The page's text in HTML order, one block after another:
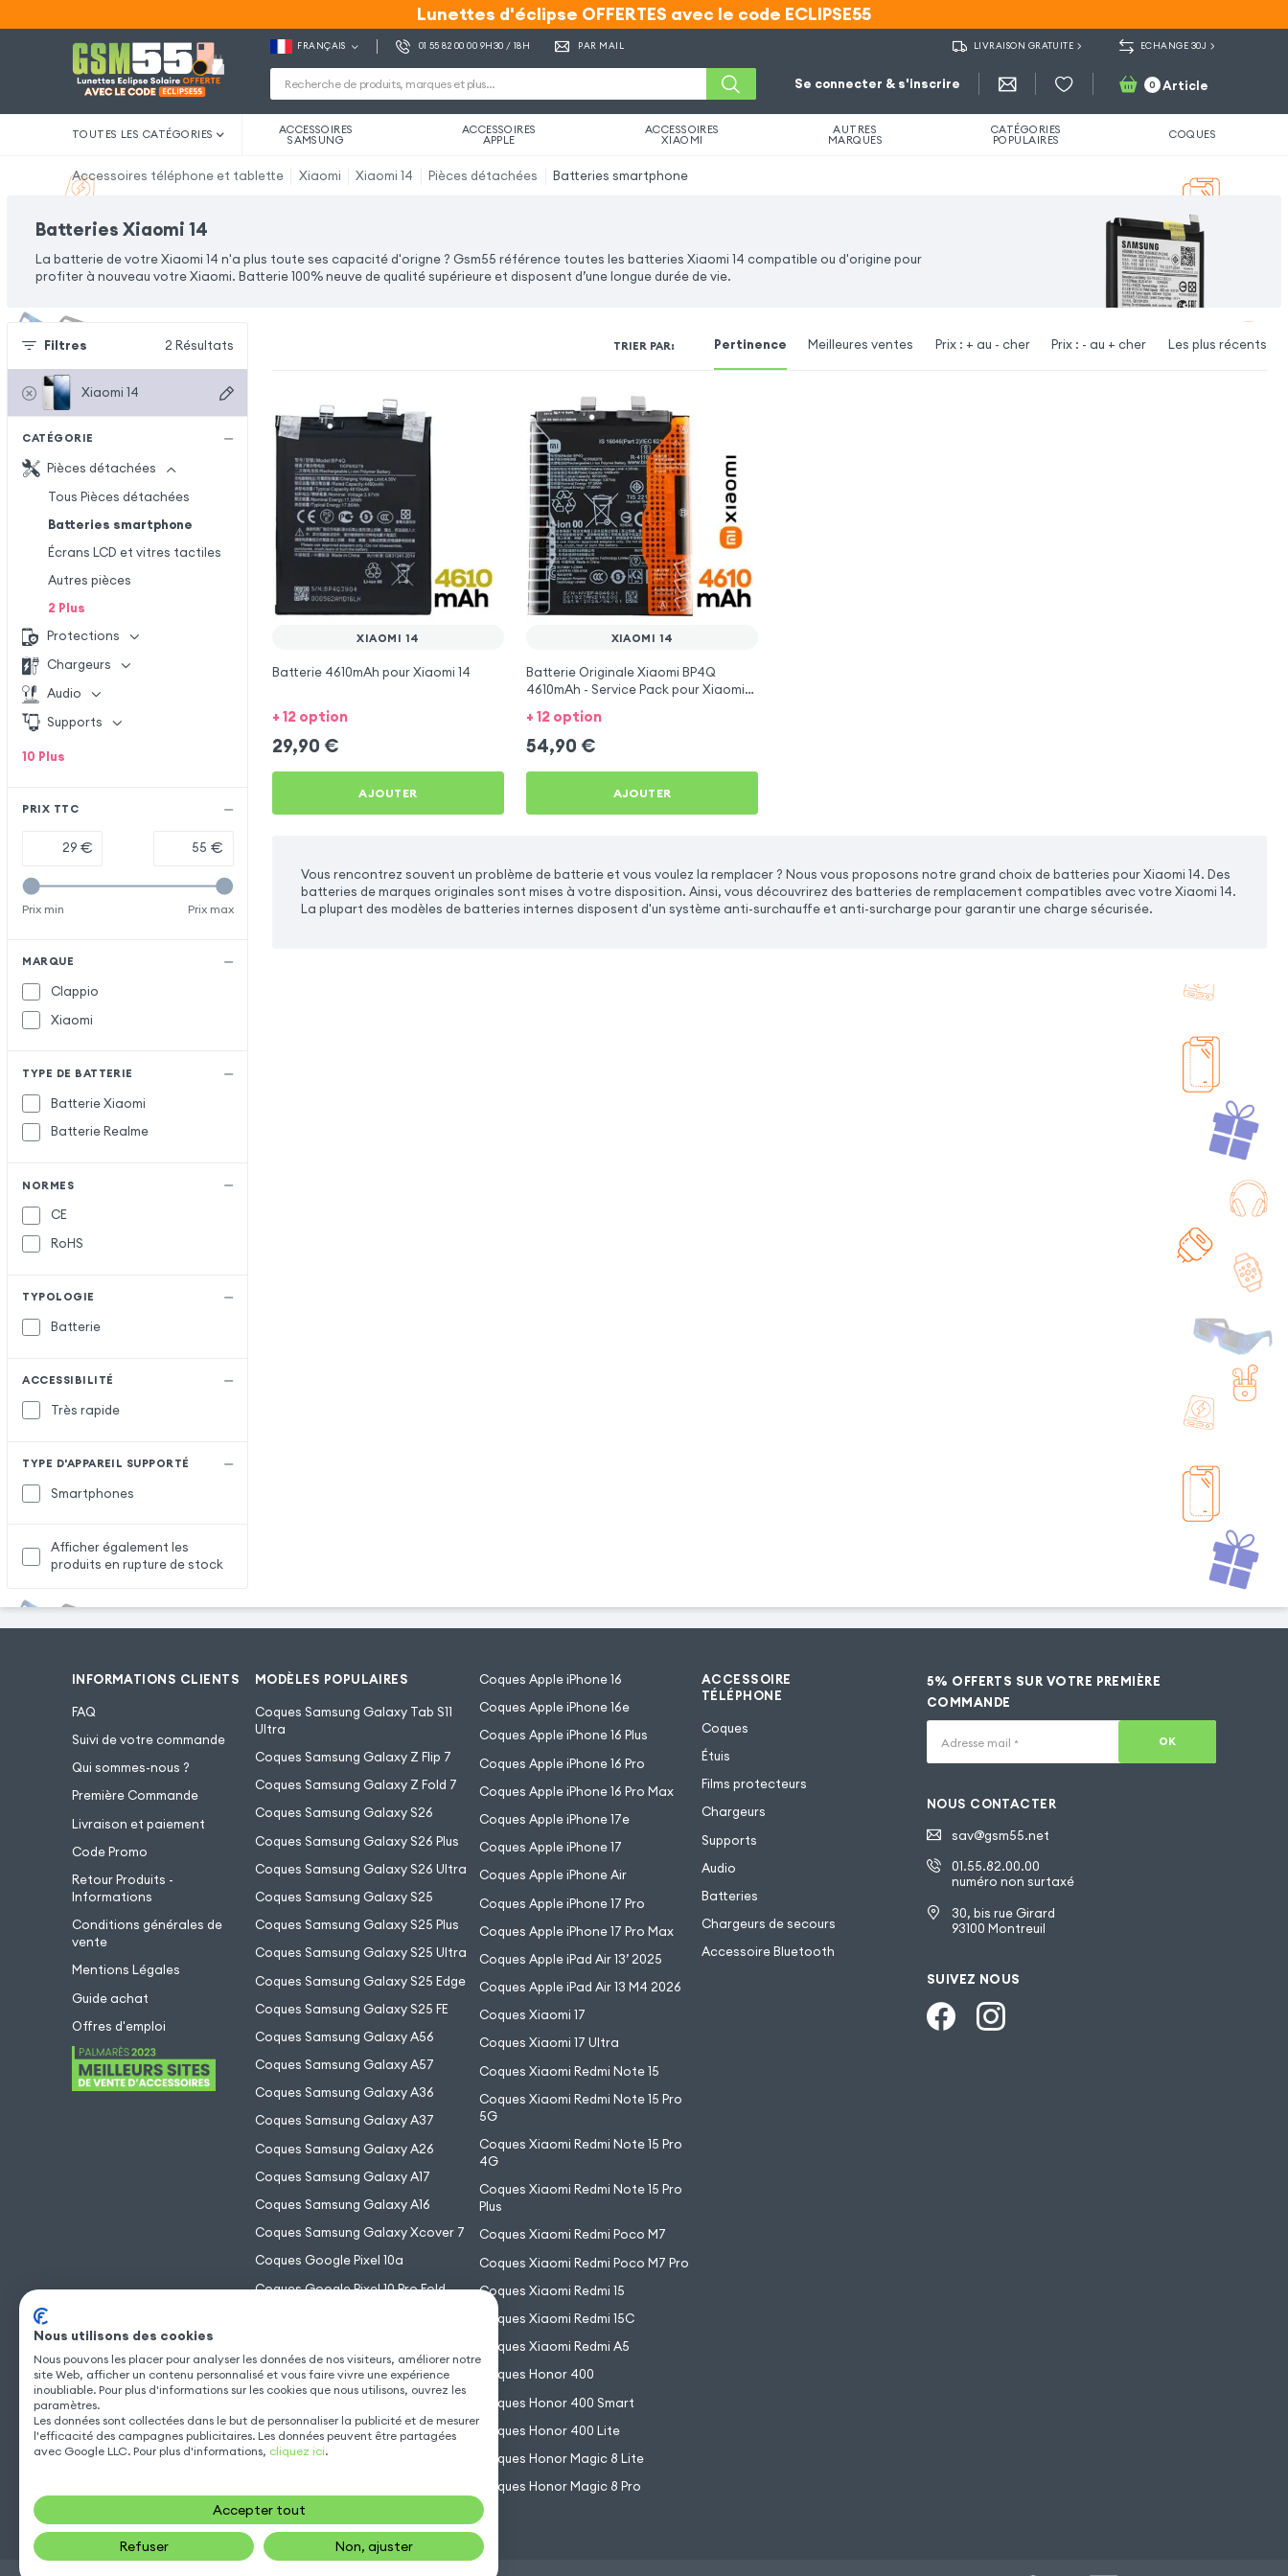
Lunettes d'éclipse OFFERTES avec le code ECLIPSE55
Lunettes d'éclipse OFFERTES avec le code ECLIPSE55
FRANÇAIS 01 55 82 00 00 9H30 / 18H PAR MAIL LIVRAISON GRATUITE ECHANGE 30J
Se connecter & s'inscrire 0 Article
TOUTES LES CATÉGORIES ACCESSOIRES
SAMSUNG
ACCESSOIRES
APPLE
ACCESSOIRES
XIAOMI
AUTRES
MARQUES
CATÉGORIES
POPULAIRES COQUES
Accessoires téléphone et tablette Xiaomi Xiaomi 14 Pièces détachées Batteries smartphone
Batteries Xiaomi 14
La batterie de votre Xiaomi 14 n'a plus toute ses capacité d'origne ? Gsm55 référence toutes les batteries Xiaomi 14 compatible ou d'origine pour
profiter à nouveau votre Xiaomi. Batterie 100% neuve de qualité supérieure et disposent d’une longue durée de vie.
Filtres 2 Résultats
Xiaomi 14
CATÉGORIE
Pièces détachées
Tous Pièces détachées
Batteries smartphone
Écrans LCD et vitres tactiles
Autres pièces
2 Plus
Protections
Chargeurs
Audio
Supports
10 Plus
PRIX TTC
€ €
Prix min Prix max
MARQUE
Clappio
Xiaomi
TYPE DE BATTERIE
Batterie Xiaomi
Batterie Realme
NORMES
CE
RoHS
TYPOLOGIE
Batterie
ACCESSIBILITÉ
Très rapide
TYPE D'APPAREIL SUPPORTÉ
Smartphones
Afficher également les
produits en rupture de stock
TRIER PAR: Pertinence Meilleures ventes Prix : + au - cher Prix : - au + cher Les plus récents
XIAOMI 14
Batterie 4610mAh pour Xiaomi 14
+ 12 option
29,90 €
AJOUTER
XIAOMI 14
Batterie Originale Xiaomi BP4Q
4610mAh - Service Pack pour Xiaomi
+ 12 option
54,90 €
AJOUTER
Vous rencontrez souvent un problème de batterie et vous voulez la remplacer ? Nous vous proposons notre grand choix de batteries pour Xiaomi 14. Des
batteries de marques originales sont mises à votre disposition. Ainsi, vous découvrirez des batteries de remplacement compatibles avec votre Xiaomi 14.
La plupart des modèles de batteries internes disposent d'un système anti-surchauffe et anti-surcharge pour garantir une charge sécurisée.
INFORMATIONS CLIENTS
FAQ
Suivi de votre commande
Qui sommes-nous ?
Première Commande
Livraison et paiement
Code Promo
Retour Produits -
Informations
Conditions générales de
vente
Mentions Légales
Guide achat
Offres d'emploi
MODÈLES POPULAIRES
Coques Samsung Galaxy Tab S11
Ultra
Coques Samsung Galaxy Z Flip 7
Coques Samsung Galaxy Z Fold 7
Coques Samsung Galaxy S26
Coques Samsung Galaxy S26 Plus
Coques Samsung Galaxy S26 Ultra
Coques Samsung Galaxy S25
Coques Samsung Galaxy S25 Plus
Coques Samsung Galaxy S25 Ultra
Coques Samsung Galaxy S25 Edge
Coques Samsung Galaxy S25 FE
Coques Samsung Galaxy A56
Coques Samsung Galaxy A57
Coques Samsung Galaxy A36
Coques Samsung Galaxy A37
Coques Samsung Galaxy A26
Coques Samsung Galaxy A17
Coques Samsung Galaxy A16
Coques Samsung Galaxy Xcover 7
Coques Google Pixel 10a
Coques Google Pixel 10 Pro Fold
Coques Google Pixel 10
Coques Apple iPhone 16
Coques Apple iPhone 16e
Coques Apple iPhone 16 Plus
Coques Apple iPhone 16 Pro
Coques Apple iPhone 16 Pro Max
Coques Apple iPhone 17e
Coques Apple iPhone 17
Coques Apple iPhone Air
Coques Apple iPhone 17 Pro
Coques Apple iPhone 17 Pro Max
Coques Apple iPad Air 13’ 2025
Coques Apple iPad Air 13 M4 2026
Coques Xiaomi 17
Coques Xiaomi 17 Ultra
Coques Xiaomi Redmi Note 15
Coques Xiaomi Redmi Note 15 Pro
5G
Coques Xiaomi Redmi Note 15 Pro
4G
Coques Xiaomi Redmi Note 15 Pro
Plus
Coques Xiaomi Redmi Poco M7
Coques Xiaomi Redmi Poco M7 Pro
Coques Xiaomi Redmi 15
Coques Xiaomi Redmi 15C
Coques Xiaomi Redmi A5
Coques Honor 400
Coques Honor 400 Smart
Coques Honor 400 Lite
Coques Honor Magic 8 Lite
Coques Honor Magic 8 Pro
ACCESSOIRE
TÉLÉPHONE
Coques
Étuis
Films protecteurs
Chargeurs
Supports
Audio
Batteries
Chargeurs de secours
Accessoire Bluetooth
5% OFFERTS SUR VOTRE PREMIÈRE
COMMANDE
Adresse mail * OK
NOUS CONTACTER
sav@gsm55.net
01.55.82.00.00
numéro non surtaxé
30, bis rue Girard
93100 Montreuil
SUIVEZ NOUS
Nous utilisons des cookies
Nous pouvons les placer pour analyser les données de nos visiteurs, améliorer notre
site Web, afficher un contenu personnalisé et vous faire vivre une expérience
inoubliable. Pour plus d'informations sur les cookies que nous utilisons, ouvrez les
paramètres.
Les données sont collectées dans le but de personnaliser la publicité et de mesurer
l'efficacité des campagnes publicitaires. Les données peuvent être partagées
avec Google LLC. Pour plus d'informations, cliquez ici.
Accepter tout
Refuser Non, ajuster